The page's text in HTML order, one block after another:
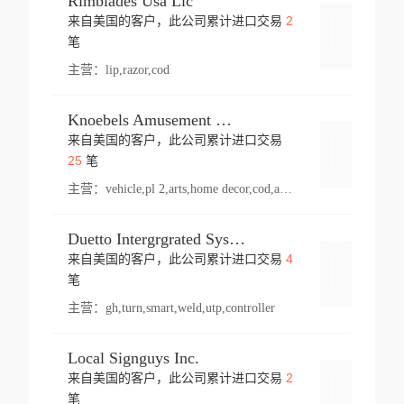
来自美国的客户，此公司累计进口交易 2
笔
主营： lip,razor,cod
Knoebels Amusement Resort
来自美国的客户，此公司累计进口交易
25笔
主营： vehicle,pl 2,arts,home decor,cod,amusement ride,sea
Duetto Intergrgrated Systems Inc.
来自美国的客户，此公司累计进口交易 4
笔
主营： gh,turn,smart,weld,utp,controller
Local Signguys Inc.
来自美国的客户，此公司累计进口交易 2
笔